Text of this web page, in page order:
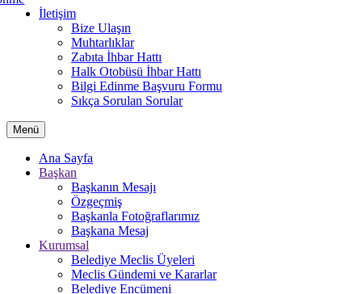
İletişim
Bize Ulaşın
Muhtarlıklar
Zabıta İhbar Hattı
Halk Otobüsü İhbar Hattı
Bilgi Edinme Başvuru Formu
Sıkça Sorulan Sorular
Menü
Ana Sayfa
Başkan
Başkanın Mesajı
Özgeçmiş
Başkanla Fotoğraflarımız
Başkana Mesaj
Kurumsal
Belediye Meclis Üyeleri
Meclis Gündemi ve Kararlar
Belediye Encümeni